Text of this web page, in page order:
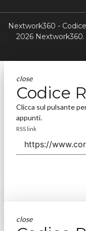
Nextwork360 -
2026 Nextwork360.
close
Codice
Clicca sul pulsante
appunti.
RSS link
close